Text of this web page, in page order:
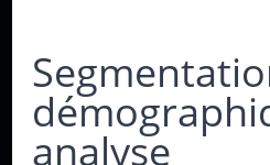
analyse